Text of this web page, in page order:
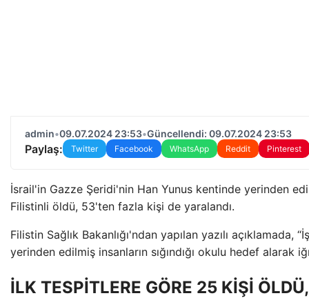
admin•09.07.2024 23:53•Güncellendi: 09.07.2024 23:53
Paylaş: Twitter Facebook WhatsApp Reddit Pinterest
İsrail'in Gazze Şeridi'nin Han Yunus kentinde yerinden
Filistinli öldü, 53'ten fazla kişi de yaralandı.
Filistin Sağlık Bakanlığı'ndan yapılan yazılı
yerinden edilmiş insanların sığındığı okulu hedef
İLK TESPİTLERE GÖRE 25 KİŞİ